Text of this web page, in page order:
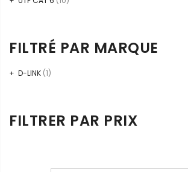
FILTRÉ PAR MARQUE
D-LINK (1)
FILTRER PAR PRIX